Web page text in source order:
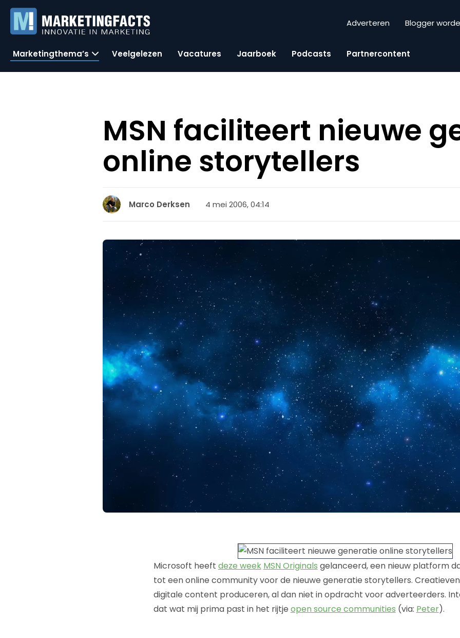
Adverteren Blogger
Marketingthema’s Veelgelezen Vacatures Jaarboek Podcasts Partnercontent
MSN faciliteert nieuwe
online storytellers
Marco Derksen 4 mei 2006, 04:14
Microsoft heeft deze week MSN Originals gelanceerd, een nieuw platform
tot een online community voor de nieuwe generatie storytellers.
digitale content produceren, al dan niet in opdracht voor adverteerders.
dat wat mij prima past in het rijtje open source communities (via: Peter).